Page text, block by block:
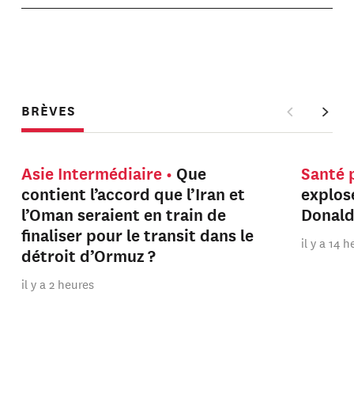
BRÈVES
Asie Intermédiaire
Que
contient l’accord que l’Iran et
l’Oman seraient en train de
finaliser pour le transit dans le
détroit d’Ormuz ?
il y a 2 heures
Santé
il y a 14